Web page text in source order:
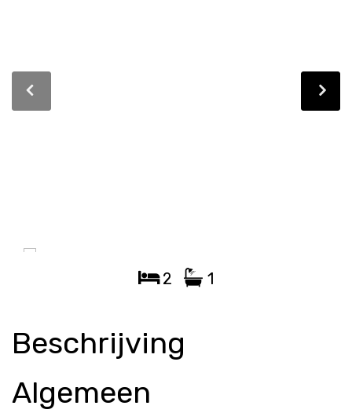
2 1
Beschrijving
Algemeen